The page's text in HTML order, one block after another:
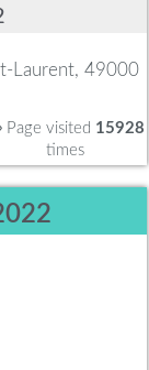
Laurent, 49000
Page visited 15928
times